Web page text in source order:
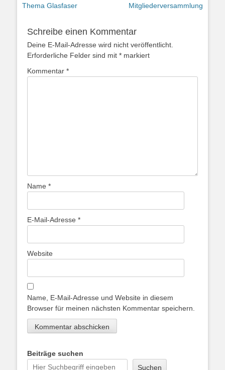
Beitrag:
Thema Glasfaser
Beitrag:Mitgliederversammlung
Schreibe einen Kommentar
Deine E-Mail-Adresse wird nicht veröffentlicht.
Erforderliche Felder sind mit * markiert
Kommentar *
Name *
E-Mail-Adresse *
Website
Name, E-Mail-Adresse und Website in diesem
Browser für meinen nächsten Kommentar speichern.
Beiträge suchen
Suchen